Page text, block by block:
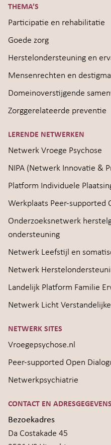
THEMA’S
Participatie en rehabilitatie
Goede zorg
Herstelondersteuning en
Mensenrechten en
Domeinoverstijgende
Zorggerelateerde preventie
LERENDE NETWERKEN
Netwerk Vroege Psychose
NIPA (Netwerk Innovatie &
Platform Individuele
Werkplaats Peer-supported
Onderzoeksnetwerk
ondersteuning
Netwerk Leefstijl en
Netwerk
Landelijk Platform Familie
Netwerk Licht
NETWERK SITES
Vroegepsychose.nl
Peer-supported Open
Netwerkpsychiatrie
CONTACT EN ADRESGEGEVENS
Bezoekadres
Da Costakade 45